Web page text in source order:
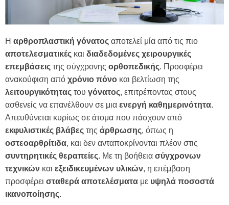
Η αρθροπλαστική γόνατος αποτελεί μία από τις πιο
αποτελεσματικές και διαδεδομένες χειρουργικές
επεμβάσεις της σύγχρονης ορθοπεδικής. Προσφέρει
ανακούφιση από χρόνιο πόνο και βελτίωση της
λειτουργικότητας του γόνατος, επιτρέποντας στους
ασθενείς να επανέλθουν σε μια ενεργή καθημερινότητα.
Απευθύνεται κυρίως σε άτομα που πάσχουν από
εκφυλιστικές βλάβες της άρθρωσης, όπως η
οστεοαρθρίτιδα, και δεν ανταποκρίνονται πλέον στις
συντηρητικές θεραπείες. Με τη βοήθεια σύγχρονων
τεχνικών και εξειδικευμένων υλικών, η επέμβαση
προσφέρει σταθερά αποτελέσματα με υψηλά ποσοστά
ικανοποίησης.